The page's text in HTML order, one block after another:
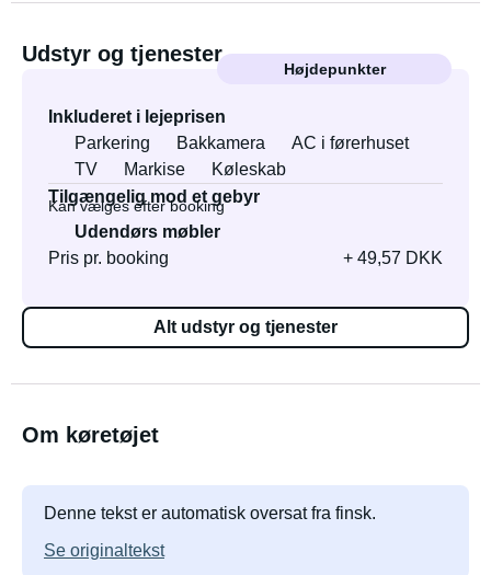
Udstyr og tjenester
Højdepunkter
Inkluderet i lejeprisen
Parkering
Bakkamera
AC i førerhuset
TV
Markise
Køleskab
Tilgængelig mod et gebyr
Kan vælges efter booking
Udendørs møbler
Pris pr. booking
+ 49,57 DKK
Alt udstyr og tjenester
Om køretøjet
Denne tekst er automatisk oversat fra finsk.
Se originaltekst